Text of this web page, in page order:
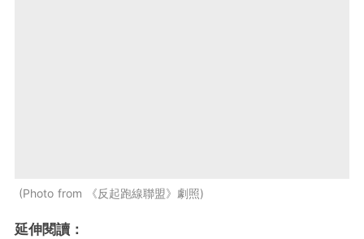
Photo from 《反起跑線聯盟》劇照
延伸閱讀：